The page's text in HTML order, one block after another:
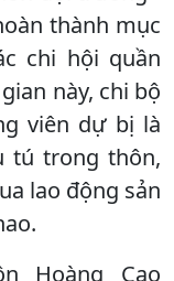
thành mục
chi hội quần
này, chi bộ
viên dự bị là
tú trong thôn,
lao động sản
Hoàng Cao